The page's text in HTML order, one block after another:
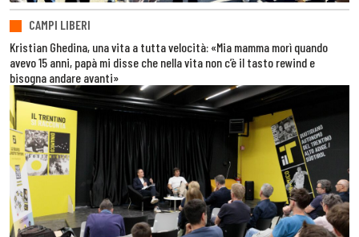
CAMPI LIBERI
Kristian Ghedina, una vita a tutta velocità: «Mia mamma morì quando
avevo 15 anni, papà mi disse che nella vita non c’è il tasto rewind e
bisogna andare avanti»